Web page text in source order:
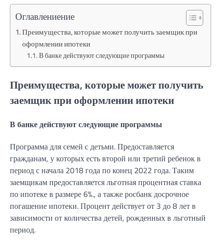
Оглавлениение
Преимущества, которые может получить заемщик при
оформлении ипотеки
В банке действуют следующие программы
Преимущества, которые может получить
заемщик при оформлении ипотеки
В банке действуют следующие программы
Программа для семей с детьми. Предоставляется
гражданам, у которых есть второй или третий ребенок в
период с начала 2018 года по конец 2022 года. Таким
заемщикам предоставляется льготная процентная ставка
по ипотеке в размере 6%., а также росбанк досрочное
погашение ипотеки. Процент действует от 3 до 8 лет в
зависимости от количества детей, рожденных в льготный
период.